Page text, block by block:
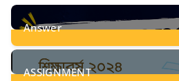
Answer
28Posts
ASSIGNMENT